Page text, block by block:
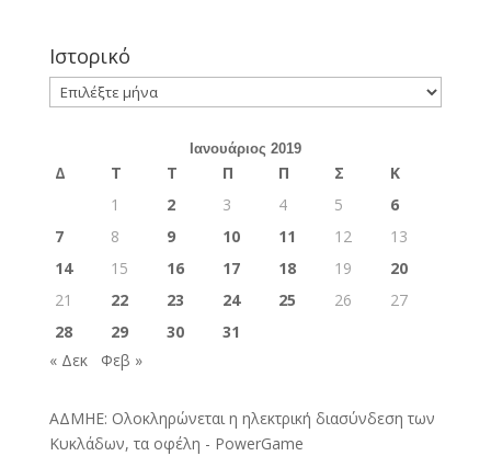
Ιστορικό
Ιστορικό
Ιανουάριος 2019
Δ Τ Τ Π Π Σ
Κ
1
2 3 4 5
6
7
8 9 10 11 12
13
14
15 16 17 18 19
20
21
22 23 24 25 26
27
28
29 30
31
« Δεκ
Φεβ »
ΑΔΜΗΕ: Ολοκληρώνεται η ηλεκτρική διασύνδεση των
Κυκλάδων, τα οφέλη - PowerGame